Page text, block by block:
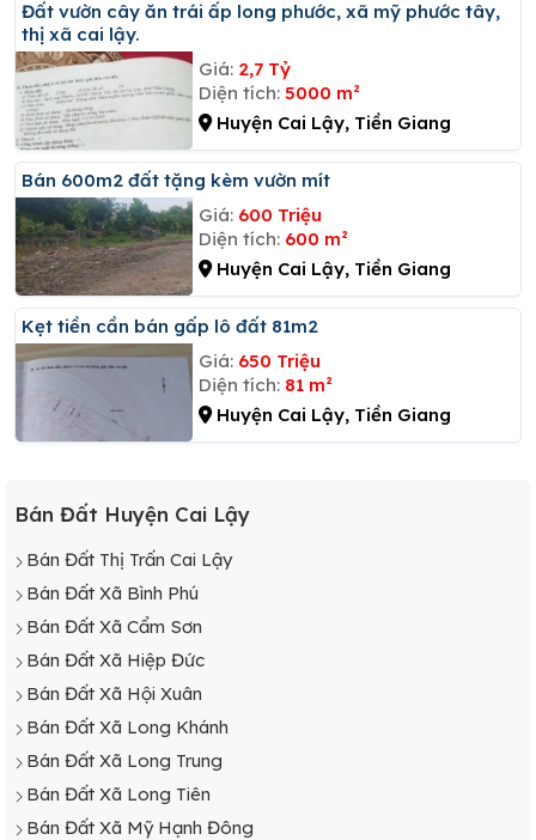
đất vườn cây ăn trái ấp long phước, xã mỹ phước tây,
thị xã cai lậy.
Giá: 2,7 Tỷ
Diện tích: 5000 m²
Huyện Cai Lậy, Tiền Giang
Bán 600m2 đất tặng kèm vườn mít
Giá: 600 Triệu
Diện tích: 600 m²
Huyện Cai Lậy, Tiền Giang
Kẹt tiền cần bán gấp lô đất 81m2
Giá: 650 Triệu
Diện tích: 81 m²
Huyện Cai Lậy, Tiền Giang
Bán Đất Huyện Cai Lậy
Bán Đất Thị Trấn Cai Lậy
Bán Đất Xã Bình Phú
Bán Đất Xã Cẩm Sơn
Bán Đất Xã Hiệp Đức
Bán Đất Xã Hội Xuân
Bán Đất Xã Long Khánh
Bán Đất Xã Long Trung
Bán Đất Xã Long Tiên
Bán Đất Xã Mỹ Hạnh Đông